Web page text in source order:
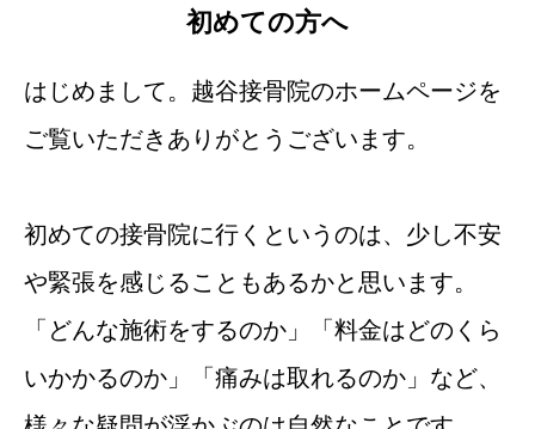
初めての方へ
はじめまして。越谷接骨院のホームページを
ご覧いただきありがとうございます。
初めての接骨院に行くというのは、少し不安
や緊張を感じることもあるかと思います。
「どんな施術をするのか」「料金はどのくら
いかかるのか」「痛みは取れるのか」など、